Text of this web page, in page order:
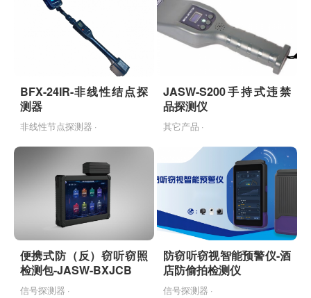
BFX-24IR-非线性结点探
测器
非线性节点探测器 ·
JASW-S200手持式违禁
品探测仪
其它产品 ·
便携式防（反）窃听窃照
检测包-JASW-BXJCB
信号探测器 ·
防窃听窃视智能预警仪-酒
店防偷拍检测仪
信号探测器 ·